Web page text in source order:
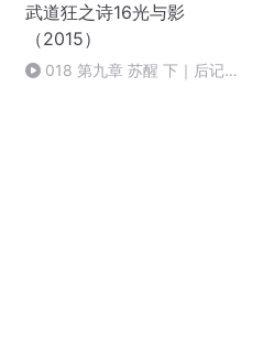
武道狂之诗16光与影
（2015）
018 第九章 苏醒 下｜后记